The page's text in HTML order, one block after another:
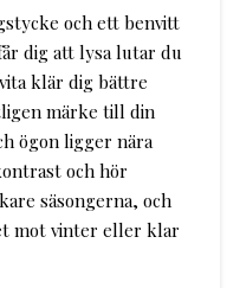
och ett benvitt
dig att lysa lutar du
klär dig bättre
märke till din
ögon ligger nära
och hör
säsongerna, och
mot vinter eller klar